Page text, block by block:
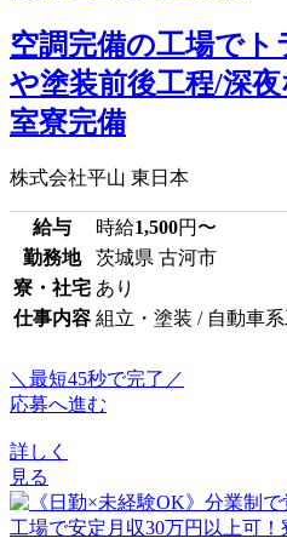
空調完備の工場で
や塗装前後工程/深
室寮完備
株式会社平山 東日本
給与 時給1,500円〜
勤務地
茨城県 古河市
寮・社宅 あり
仕事内容 組立・塗装 / 自動車系
＼最短45秒で完了／
応募へ進む
詳しく
見る